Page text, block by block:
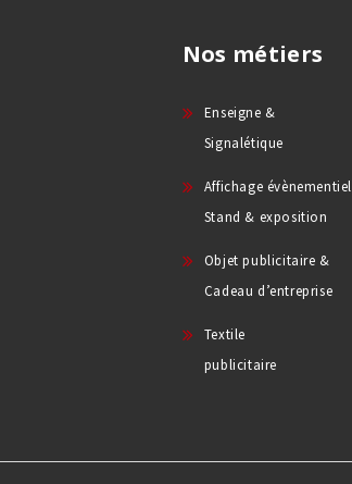
Nos métiers
Enseigne &
Signalétique
Affichage évènementiel
Stand & exposition
Objet publicitaire &
Cadeau d’entreprise
Textile
publicitaire